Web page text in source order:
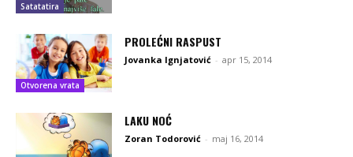
Satatatira
Otvorena vrata
PROLEĆNI RASPUST
Jovanka Ignjatović - apr 15, 2014
LAKU NOĆ
Zoran Todorović - maj 16, 2014